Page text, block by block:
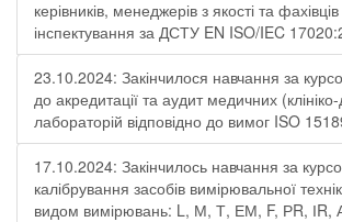
керівників, менеджерів з якості та
інспектування за ДСТУ EN ISO/IEC
23.10.2024: Закінчилося навчання за
до акредитації та аудит медичних
лабораторій відповідно до вимог ISO
17.10.2024: Закінчилось навчання за
калібрування засобів вимірювальної
видом вимірювань: L, М, Т, ЕМ, F, РR, ІR,